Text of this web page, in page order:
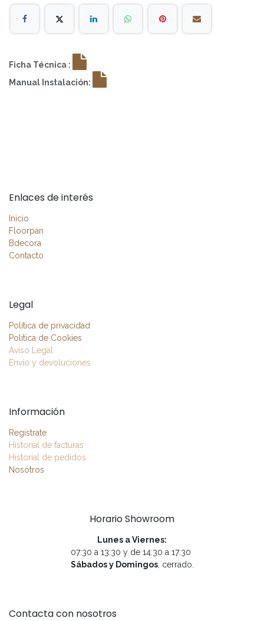
Ficha Técnica :
Manual Instalación:
Enlaces de interés
Inicio
Floorpan
Bdecora
Contacto
Legal
Política de privacidad
Política de Cookies
Aviso Legal
Envío y devoluciones
Información
Regístrate
Historial de facturas
Historial de pedidos
Nosotros
Horario Showroom
Lunes a Viernes:
07:30 a 13:30 y de 14:30 a 17:30
Sábados y Domingos, cerrado.
Contacta con nosotros